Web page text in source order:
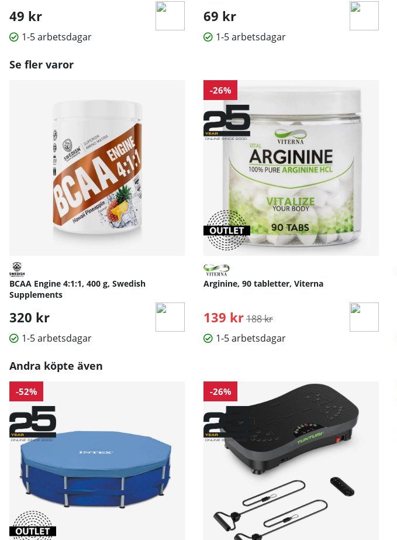
49 kr
1-5 arbetsdagar
69 kr
1-5 arbetsdagar
Se fler varor
BCAA Engine 4:1:1, 400 g, Swedish
Supplements
320 kr
1-5 arbetsdagar
-26%
Arginine, 90 tabletter, Viterna
139 kr Ordinarie pris:
188 kr
1-5 arbetsdagar
Andra köpte även
-52% -26%